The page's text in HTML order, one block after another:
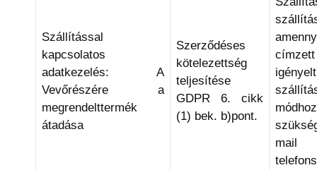
Szállítással
kapcsolatos
adatkezelés: A
Vevőrészére a
megrendelttermék
átadása
Szerződéses
kötelezettség
teljesítése
GDPR 6. cikk
(1) bek. b)pont.
igényelt
módhoz